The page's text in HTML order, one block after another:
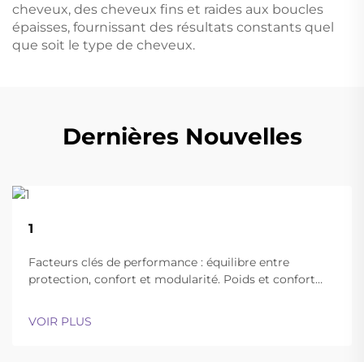
cheveux, des cheveux fins et raides aux boucles
épaisses, fournissant des résultats constants quel
que soit le type de cheveux.
Dernières Nouvelles
1
Facteurs clés de performance : équilibre entre
protection, confort et modularité. Poids et confort
parviennent à trouver un bon équilibre entre une
VOIR PLUS